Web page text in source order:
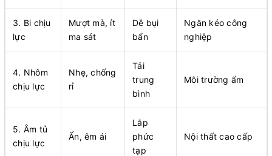
3. Bi chịu
lực
Mượt mà, ít
ma sát
Dễ bụi
bẩn
Ngăn kéo công
nghiệp​
4. Nhôm
chịu lực
Nhẹ, chống
rỉ
Tải
trung
bình
Môi trường ẩm​
5. Âm tủ
chịu lực
Ẩn, êm ái
Lắp
phức
tạp
Nội thất cao cấp​